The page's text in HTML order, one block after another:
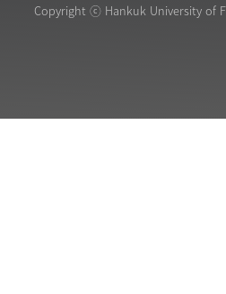
Copyright ⓒ Hankuk University of